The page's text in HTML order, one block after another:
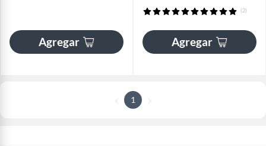
Agregar
(2)
Agregar
1